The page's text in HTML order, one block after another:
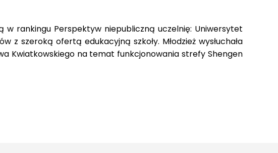
w rankingu Perspektyw niepubliczną uczelnię: Uniwersytet
z szeroką ofertą edukacyjną szkoły. Młodzież wysłuchała
Kwiatkowskiego na temat funkcjonowania strefy Shengen